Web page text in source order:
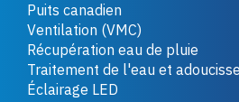
Puits canadien
Ventilation (VMC)
Récupération eau de pluie
Traitement de l'eau et
Éclairage LED